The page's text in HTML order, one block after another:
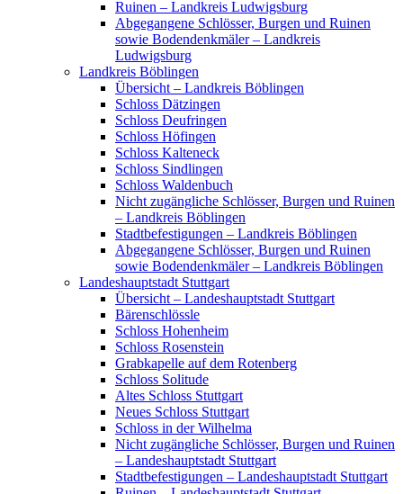
Ruinen – Landkreis Ludwigsburg
Abgegangene Schlösser, Burgen und Ruinen
sowie Bodendenkmäler – Landkreis
Ludwigsburg
Landkreis Böblingen
Übersicht – Landkreis Böblingen
Schloss Dätzingen
Schloss Deufringen
Schloss Höfingen
Schloss Kalteneck
Schloss Sindlingen
Schloss Waldenbuch
Nicht zugängliche Schlösser, Burgen und Ruinen
– Landkreis Böblingen
Stadtbefestigungen – Landkreis Böblingen
Abgegangene Schlösser, Burgen und Ruinen
sowie Bodendenkmäler – Landkreis Böblingen
Landeshauptstadt Stuttgart
Übersicht – Landeshauptstadt Stuttgart
Bärenschlössle
Schloss Hohenheim
Schloss Rosenstein
Grabkapelle auf dem Rotenberg
Schloss Solitude
Altes Schloss Stuttgart
Neues Schloss Stuttgart
Schloss in der Wilhelma
Nicht zugängliche Schlösser, Burgen und Ruinen
– Landeshauptstadt Stuttgart
Stadtbefestigungen – Landeshauptstadt Stuttgart